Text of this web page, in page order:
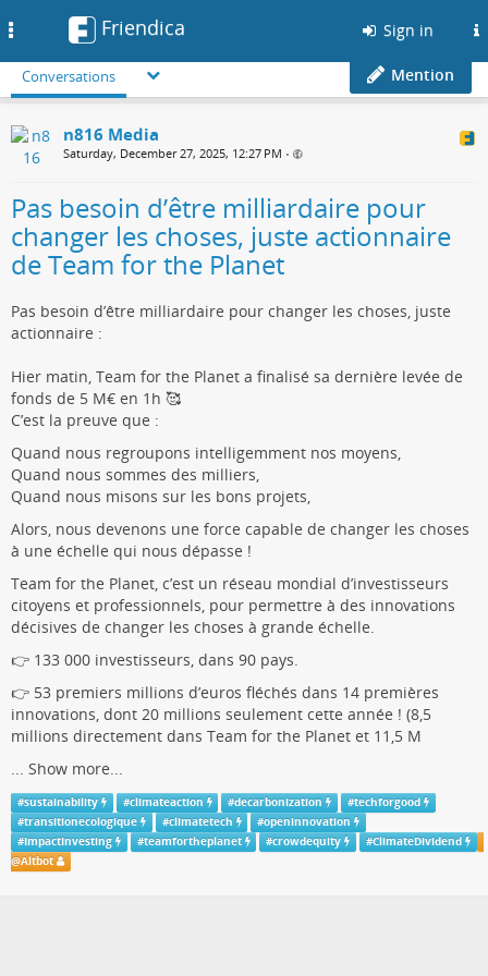
Friendica Sign in
Conversations Mention
n816 Media
Saturday, December 27, 2025, 12:27 PM •
Pas besoin d’être milliardaire pour
changer les choses, juste actionnaire
de Team for the Planet
Pas besoin d’être milliardaire pour changer les choses, juste
actionnaire :
Hier matin, Team for the Planet a finalisé sa dernière levée de
fonds de 5 M€ en 1h 🥰
C’est la preuve que :
Quand nous regroupons intelligemment nos moyens,
Quand nous sommes des milliers,
Quand nous misons sur les bons projets,
Alors, nous devenons une force capable de changer les choses
à une échelle qui nous dépasse !
Team for the Planet, c’est un réseau mondial d’investisseurs
citoyens et professionnels, pour permettre à des innovations
décisives de changer les choses à grande échelle.
👉 133 000 investisseurs, dans 90 pays.
👉 53 premiers millions d’euros fléchés dans 14 premières
innovations, dont 20 millions seulement cette année ! (8,5
millions directement dans Team for the Planet et 11,5 M
... Show more...
#sustainability #climateaction #decarbonization #techforgood
#transitionecologique #climatetech #openinnovation
#ImpactInvesting #teamfortheplanet #crowdequity #ClimateDividend
@Altbot